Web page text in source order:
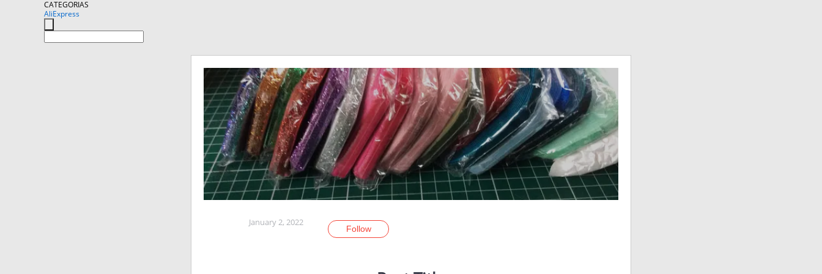
CATEGORIAS
AliExpress
January 2, 2022
Follow